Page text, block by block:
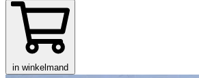
in winkelmand